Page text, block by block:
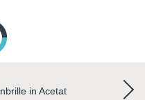
in Acetat